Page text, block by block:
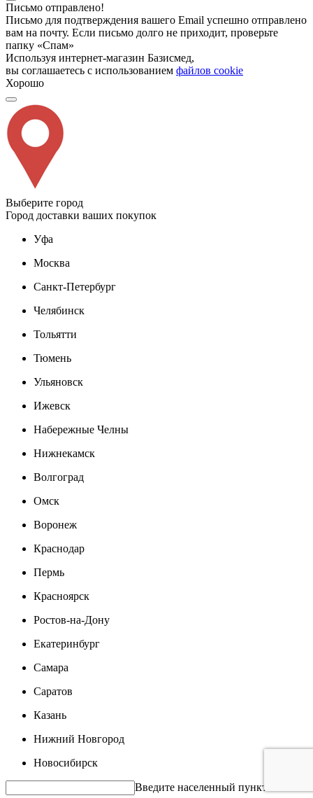
Письмо отправлено!
Письмо для подтверждения вашего Email успешно отправлено
вам на почту. Если письмо долго не приходит, проверьте
папку «Спам»
Используя интернет-магазин Базисмед,
вы соглашаетесь с использованием файлов cookie
Хорошо
Выберите город
Город доставки ваших покупок
Уфа
Москва
Санкт-Петербург
Челябинск
Тольятти
Тюмень
Ульяновск
Ижевск
Набережные Челны
Нижнекамск
Волгоград
Омск
Воронеж
Краснодар
Пермь
Красноярск
Ростов-на-Дону
Екатеринбург
Самара
Саратов
Казань
Нижний Новгород
Новосибирск
Введите населенный пункт